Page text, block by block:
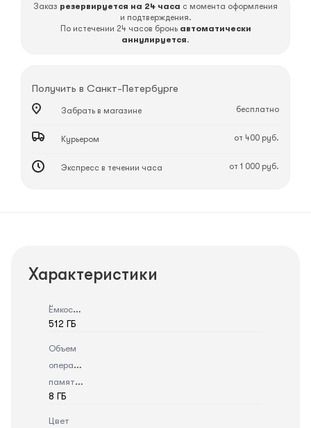
Заказ резервируется на 24 часа с момента оформления
и подтверждения.
По истечении 24 часов бронь автоматически
аннулируется.
Получить в Санкт-Петербурге
Забрать в магазине бесплатно
Курьером от 400 руб.
Экспресс в течении часа от 1 000 руб.
Характеристики
Ёмкость
512 ГБ
Объем
оперативной
памяти
8 ГБ
Цвет